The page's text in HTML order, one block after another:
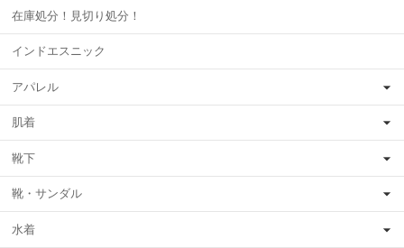
在庫処分！見切り処分！
インドエスニック
アパレル
肌着
靴下
靴・サンダル
水着